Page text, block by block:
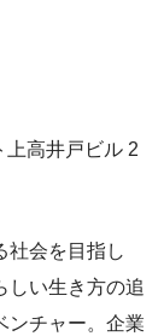
高井戸ビル 2
社会を目指し
しい生き方の追
ンチャー。企業